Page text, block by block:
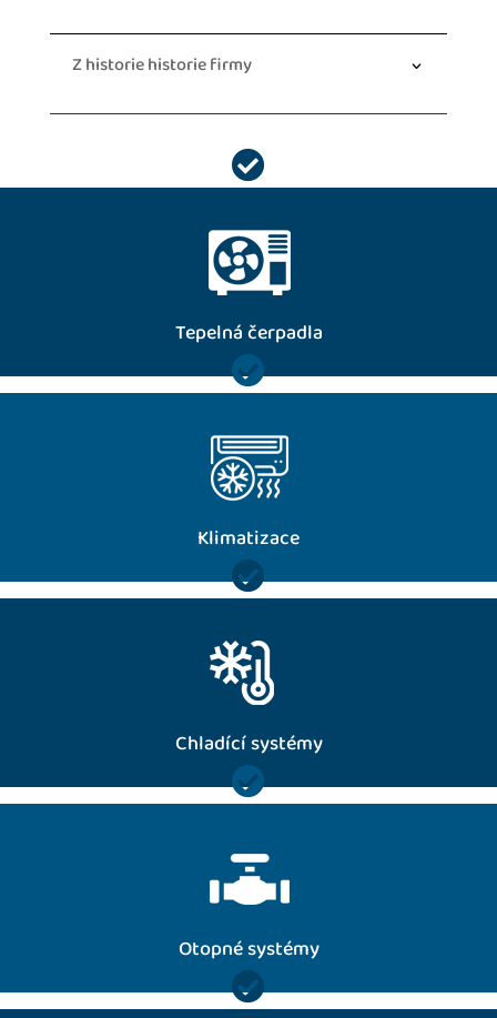
Z historie historie firmy

Tepelná čerpadla
Zajistíme vše týkající se Tepelných Čerpadel jako jsou Kompletní
Instalace , Servis a Pravidelnou roční údržbu

Klimatizace
Poskytneme vám kompletní instalaci od A-Z . Zajistíme záruční i
pozáruční opravy vašich klimatizací...

Chladící systémy
Nabízíme veškerý servis pro průmyslové chladící / mrazící
zařízení pivní chlazení a jejich repasy

Otopné systémy
Otopné soustavy jsou nesdílnou součástí našich služeb.
Proto nabízíme jejich komplexní individuální realizace.
